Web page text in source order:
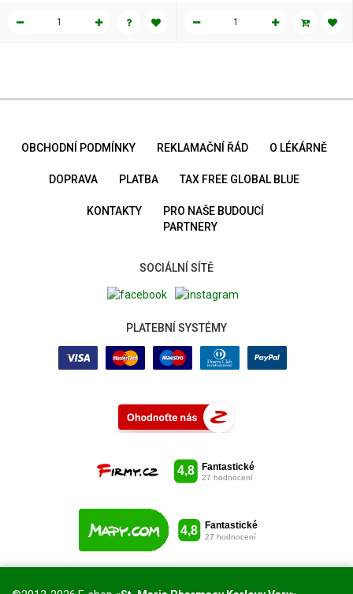
OBCHODNÍ PODMÍNKY REKLAMAČNÍ ŘÁD O LÉKÁRNĚ
DOPRAVA PLATBA TAX FREE GLOBAL BLUE
KONTAKTY
PRO NAŠE BUDOUCÍ
PARTNERY
SOCIÁLNÍ SÍTĚ
PLATEBNÍ SYSTÉMY